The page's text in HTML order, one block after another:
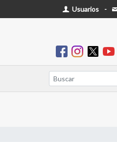
Usuarios -